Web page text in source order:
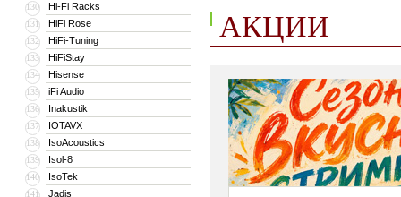
130 Hi-Fi Racks
131 HiFi Rose
132 HiFi-Tuning
133 HiFiStay
134 Hisense
135 iFi Audio
136 Inakustik
137 IOTAVX
138 IsoAcoustics
139 Isol-8
140 IsoTek
141 Jadis
АКЦИИ